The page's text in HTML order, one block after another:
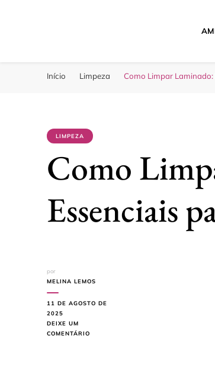
Sua Melhor
Início Limpeza Como Limpar
LIMPEZA
Como
Essenciais
por
MELINA LEMOS
11 DE AGOSTO DE
2025
DEIXE UM
COMENTÁRIO